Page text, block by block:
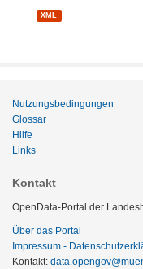
XML
Nutzungsbedingungen
Glossar
Hilfe
Links
Kontakt
OpenData-Portal der
Über das Portal
Impressum -
Kontakt: